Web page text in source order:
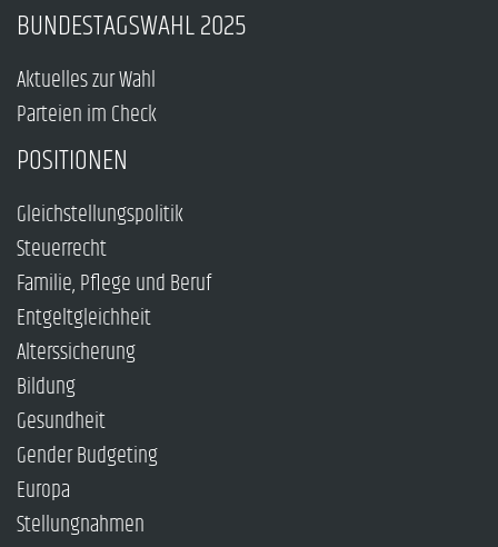
BUNDESTAGSWAHL 2025
Aktuelles zur Wahl
Parteien im Check
POSITIONEN
Gleichstellungspolitik
Steuerrecht
Familie, Pflege und Beruf
Entgeltgleichheit
Alterssicherung
Bildung
Gesundheit
Gender Budgeting
Europa
Stellungnahmen